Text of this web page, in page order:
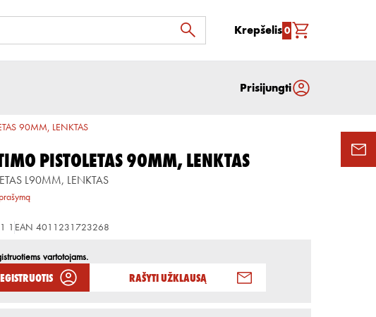
Krepšelis0
Prisijungti
90MM, LENKTAS
PISTOLETAS 90MM, LENKTAS
L90MM, LENKTAS
1 EAN 4011231723268
vartotojams.
Rašyti užklausą